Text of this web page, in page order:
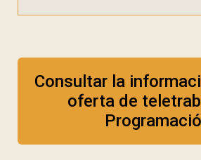
Consultar la
oferta de